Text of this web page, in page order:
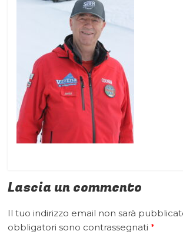
Lascia un commento
Il tuo indirizzo email non sarà
obbligatori sono contrassegnati*